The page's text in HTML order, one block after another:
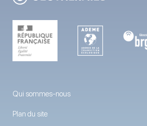
Qui sommes-nous
Plan du site